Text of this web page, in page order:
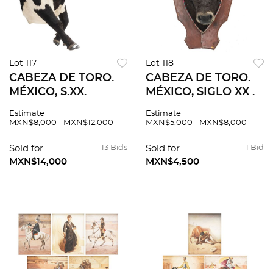
Lot 117
CABEZA DE TORO.
MÉXICO, S.XX.
actitud de galope.
Estimate
MXN$8,000 - MXN$12,000
13 Bids
Sold for
MXN$14,000
Lot 118
CABEZA DE TORO.
MÉXICO, SIGLO XX .
banderillas. 98 x 60 x
Estimate
MXN$5,000 - MXN$8,000
1 Bid
Sold for
MXN$4,500